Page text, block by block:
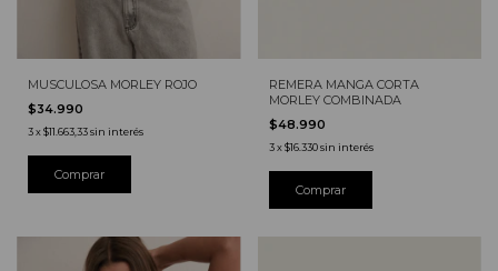
MUSCULOSA MORLEY ROJO
$34.990
3x$11.663,33sin interés
Comprar
REMERA MANGA CORTA
MORLEY COMBINADA
$48.990
3 x$16.330 sin interés
Comprar